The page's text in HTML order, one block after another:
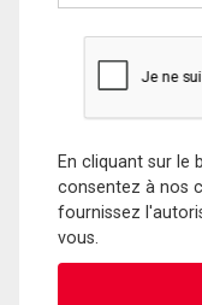
En cliquant sur le
consentez à nos
fournissez
vous.